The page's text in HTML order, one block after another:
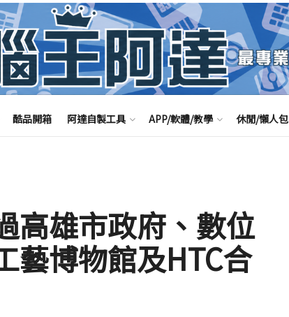
酷品開箱 阿達自製工具 APP/軟體/教學 休閒/懶人包
高雄市政府、數位
藝博物館及HTC合